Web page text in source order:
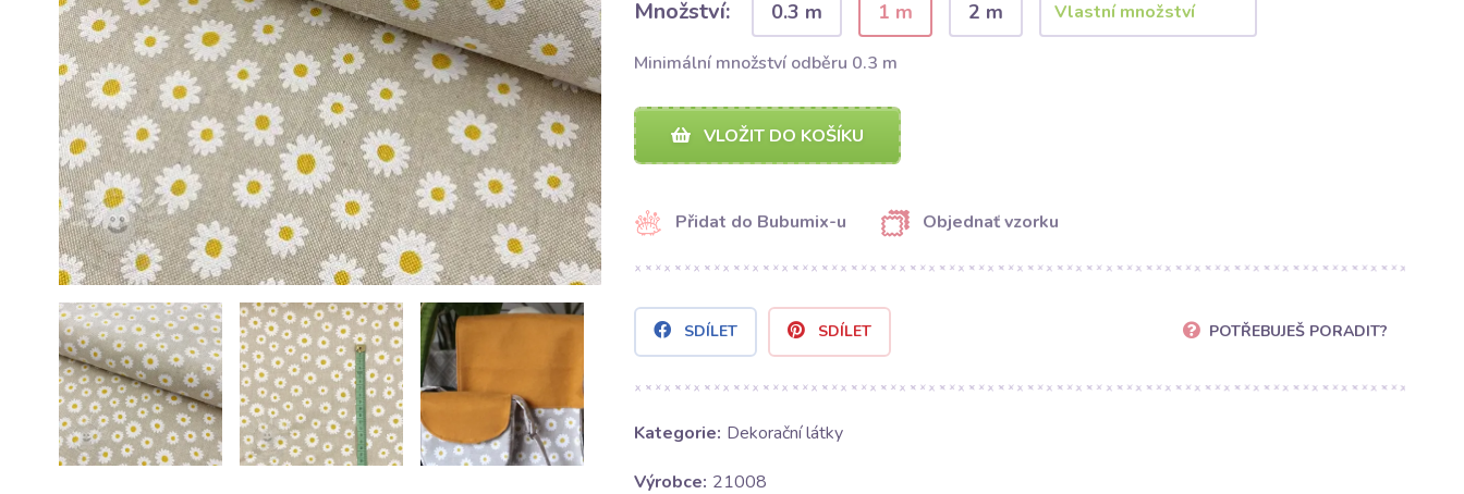
Množství: 0.3 m 1 m 2 m
Minimální množství odběru 0.3 m
VLOŽIT DO KOŠÍKU
Přidat do Bubumix-u Objednať vzorku
SDÍLET SDÍLET POTŘEBUJEŠ PORADIT?
Kategorie: Dekorační látky
Výrobce: 21008